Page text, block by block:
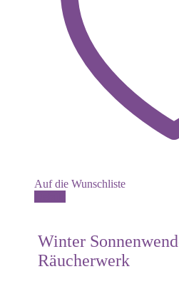
Auf die Wunschliste
Winter
Räucherwerk